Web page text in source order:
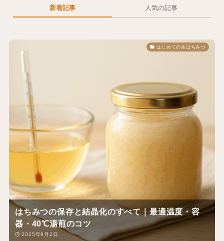
新着記事 人気の記事
はじめての生はちみつ
はちみつの保存と結晶化のすべて｜最適温度・容
器・40℃湯煎のコツ
2025年9月2日